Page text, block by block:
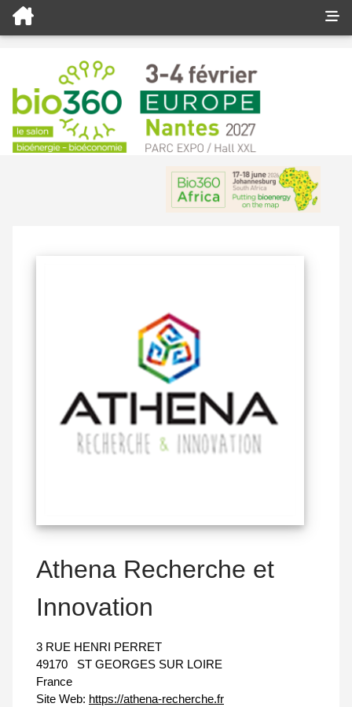
Athena Recherche et
Innovation
3 RUE HENRI PERRET
49170
ST GEORGES SUR LOIRE
France
Site Web: https://athena-recherche.fr